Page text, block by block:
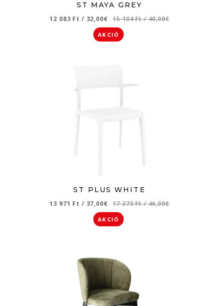
ST MAYA GREY
12 083 Ft / 32,00€ 15 104 Ft/ 40,00€
AKCIÓ
ST PLUS WHITE
13 971 Ft / 37,00€ 17 370 Ft/ 46,00€
AKCIÓ